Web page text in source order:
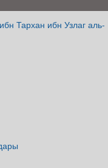
Тархан ибн Узлаг аль-